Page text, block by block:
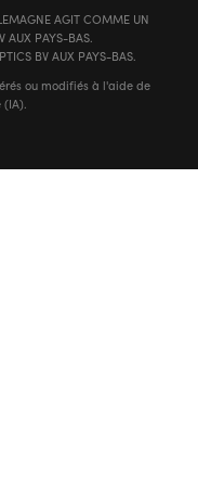
AGIT COMME UN
AUX PAYS-BAS.
BV AUX PAYS-BAS.
ou modifiés à l'aide de